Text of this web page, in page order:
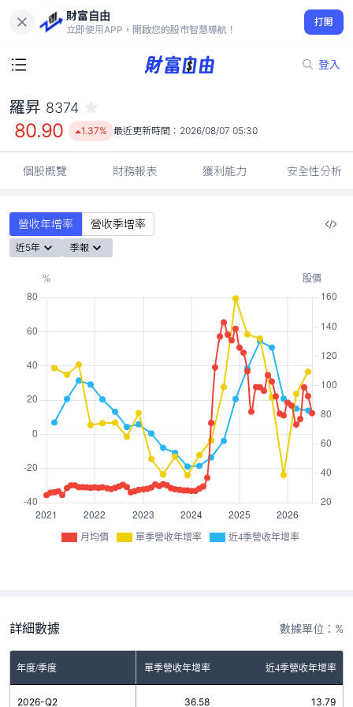
財富自由
立即使用APP，開啟您的股市智慧導航！
打開
登入
80.90
1.37%
羅昇 8374
80.90 1.37% 最近更新時間： 2026/08/07 05:30
個股概覽 財務報表 獲利能力 安全性分析
營收年增率 營收季增率
近5年 季報
月均價 單季營收年增率 近4季營收年增率
詳細數據 數據單位：%
年度/季度 單季營收年增率 近4季營收年增率
2026-Q2 36.58 13.79